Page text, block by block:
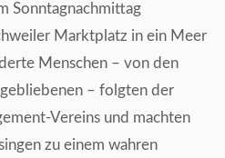
Sonntagnachmittag
Marktplatz in ein Meer
Menschen – von den
– folgten der
Vereins und machten
zu einem wahren